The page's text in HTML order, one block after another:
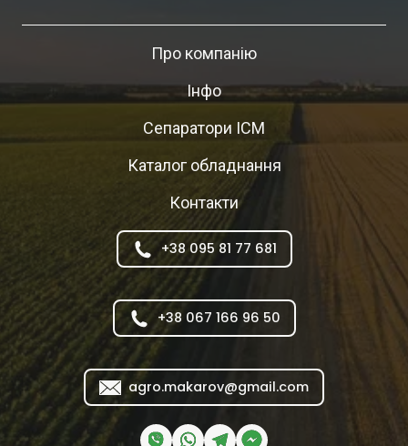
Про компанію
Інфо
Сепаратори ІСМ
Каталог обладнання
Контакти
+38 095 81 77 681
+38 067 166 96 50
agro.makarov@gmail.com